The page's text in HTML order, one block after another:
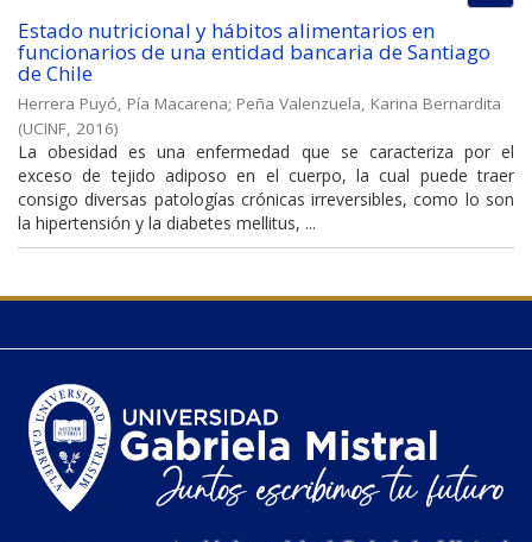
Estado nutricional y hábitos alimentarios en
funcionarios de una entidad bancaria de Santiago
de Chile
Herrera Puyó, Pía Macarena; Peña Valenzuela, Karina Bernardita
(UCINF, 2016)
La obesidad es una enfermedad que se caracteriza por el
exceso de tejido adiposo en el cuerpo, la cual puede traer
consigo diversas patologías crónicas irreversibles, como lo son
la hipertensión y la diabetes mellitus, ...